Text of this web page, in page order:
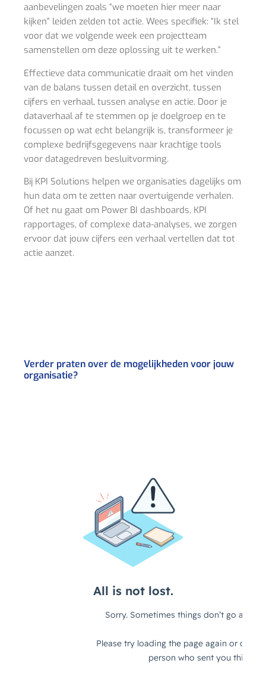
aanbevelingen zoals “we moeten hier meer naar
kijken” leiden zelden tot actie. Wees specifiek: “Ik stel
voor dat we volgende week een projectteam
samenstellen om deze oplossing uit te werken.”
Effectieve data communicatie draait om het vinden
van de balans tussen detail en overzicht, tussen
cijfers en verhaal, tussen analyse en actie. Door je
dataverhaal af te stemmen op je doelgroep en te
focussen op wat echt belangrijk is, transformeer je
complexe bedrijfsgegevens naar krachtige tools
voor datagedreven besluitvorming.
Bij KPI Solutions helpen we organisaties dagelijks om
hun data om te zetten naar overtuigende verhalen.
Of het nu gaat om Power BI dashboards, KPI
rapportages, of complexe data-analyses, we zorgen
ervoor dat jouw cijfers een verhaal vertellen dat tot
actie aanzet.
Verder praten over de mogelijkheden voor jouw
organisatie?